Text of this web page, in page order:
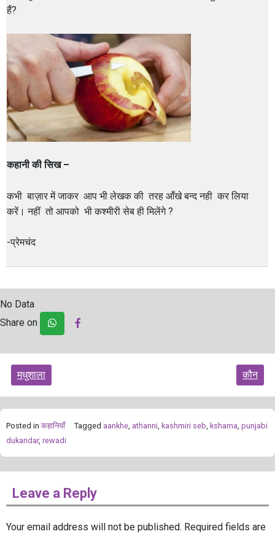
हैं?
कहानी की सिख –
कभी बाज़ार में जाकर आप भी लेखक की तरह आँखे बन्द नही कर लिया
करें। नहीं तो आपको भी कश्मीरी सेब ही मिलेंगे ?
-प्रेमचंद
No Data
Share on
Post
navigation
मधुशाला कौन
Posted in कहानियाँ Tagged aankhe, athanni, kashmiri seb, kshama, punjabi
dukandar, rewadi
Leave a Reply
Your email address will not be published. Required fields are